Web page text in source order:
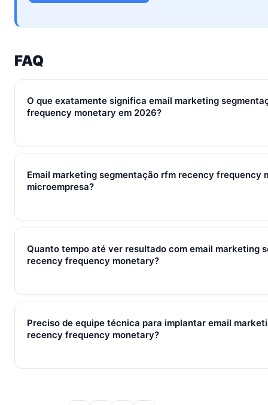
FAQ
O que exatamente significa email marketing
frequency monetary em 2026?
Em 2026, email marketing segmentação rfm recency
qualificação, fechamento e pós-venda em um fluxo único.
em torno de WhatsApp + CRM + IA — três pilares que se
Email marketing segmentação rfm recency frequency
microempresa?
Sim — e quanto antes melhor. Implantar email marketing
SocialHub começa em R$ 197/mês com 7 dias grátis sem
Quanto tempo até ver resultado com email marketing
recency frequency monetary?
Métricas de processo (tempo de resposta, follow-up)
Preciso de equipe técnica para implantar email
recency frequency monetary?